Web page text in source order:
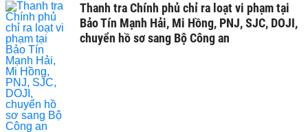
Thanh tra Chính phủ chỉ ra loạt vi phạm tại
Bảo Tín Mạnh Hải, Mi Hồng, PNJ, SJC, DOJI,
chuyển hồ sơ sang Bộ Công an